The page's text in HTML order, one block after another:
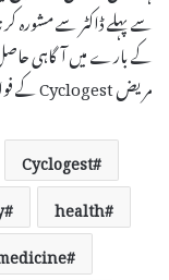
سے پہلے ڈاکٹر سے مشورہ
کے بارے میں آگاہی
مریض Cyclogest کے فوائد حاصل کر سکتے ہیں جبکہ خطرات کو کم کر سکتے ہیں۔
Cyclogest
health